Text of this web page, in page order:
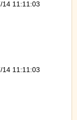
14 11:11:03
14 11:11:03